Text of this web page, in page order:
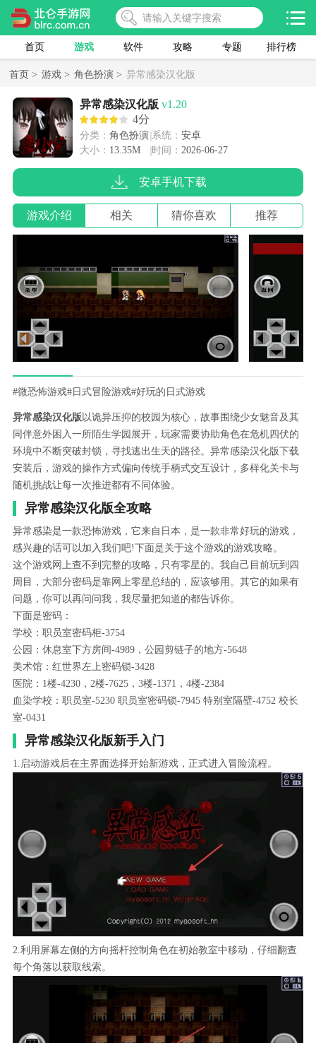
首页 游戏 软件 攻略 专题 排行榜
首页 > 游戏 > 角色扮演 > 异常感染汉化版
异常感染汉化版 v1.20
4分
分类： 角色扮演 系统： 安卓
大小： 13.35M 时间： 2026-06-27
安卓手机下载
游戏介绍 相关 猜你喜欢 推荐
#微恐怖游戏#日式冒险游戏#好玩的日式游戏
异常感染汉化版 以诡异压抑的校园为核心，故事围绕少女魅音及其
同伴意外困入一所陌生学园展开，玩家需要协助角色在危机四伏的
环境中不断突破封锁，寻找逃出生天的路径。异常感染汉化版下载
安装后，游戏的操作方式偏向传统手柄式交互设计，多样化关卡与
随机挑战让每一次推进都有不同体验。
异常感染汉化版全攻略
异常感染是一款恐怖游戏，它来自日本，是一款非常好玩的游戏，
感兴趣的话可以加入我们吧!下面是关于这个游戏的游戏攻略。
这个游戏网上查不到完整的攻略，只有零星的。我自己目前玩到四
周目，大部分密码是靠网上零星总结的，应该够用。其它的如果有
问题，你可以再问问我，我尽量把知道的都告诉你。
下面是密码：
学校：职员室密码柜-3754
公园：休息室下方房间-4989，公园剪链子的地方-5648
美术馆：红世界左上密码锁-3428
医院：1楼-4230，2楼-7625，3楼-1371，4楼-2384
血染学校：职员室-5230 职员室密码锁-7945 特别室隔壁-4752 校长
室-0431
异常感染汉化版新手入门
1.启动游戏后在主界面选择开始新游戏，正式进入冒险流程。
2.利用屏幕左侧的方向摇杆控制角色在初始教室中移动，仔细翻查
每个角落以获取线索。